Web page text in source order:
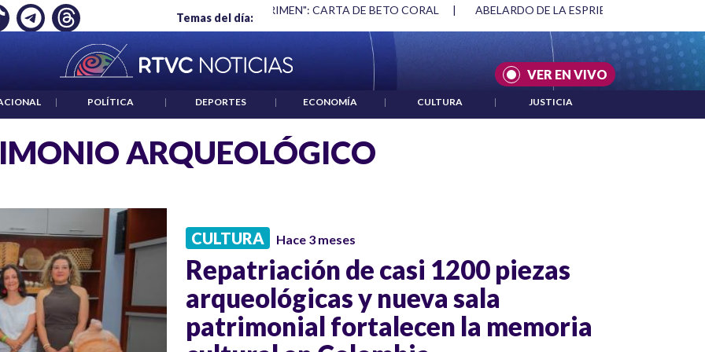
Temas del día:
"HABLAR NO ES UN CRIMEN": CARTA DE BETO CORAL | ABELARDO DE LA ESPRIELLA Y DMG | ACUERDOS ENTRE ESTADOS
VER EN VIVO
| POLÍTICA | DEPORTES | ECONOMÍA | CULTURA | JUSTICIA
ARQUEOLÓGICO
CULTURA Hace 3 meses
Repatriación de casi 1200 piezas
arqueológicas y nueva sala
patrimonial fortalecen la memoria